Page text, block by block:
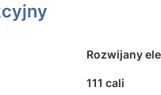
Rozwijany
111 cali